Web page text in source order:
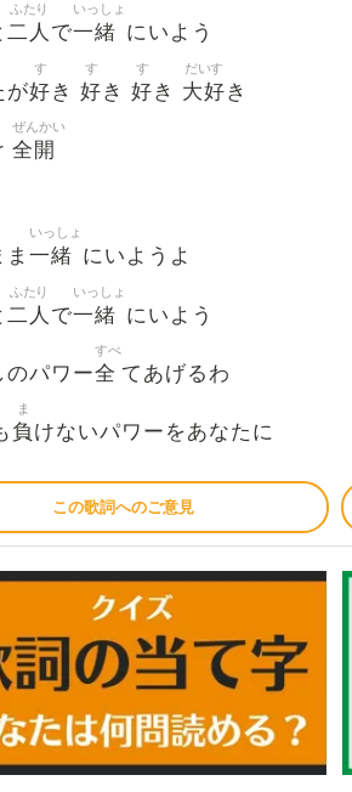
二人
ふたり
で一緒
いっしょ
にいよう
が好
す
き 好
す
き 好
す
き 大好
だいす
き
全開
ぜんかい
一緒
いっしょ
にいようよ
二人
ふたり
で一緒
いっしょ
にいよう
のパワー全
すべ
てあげるわ
負
ま
けないパワーをあなたに
この歌詞へのご意見